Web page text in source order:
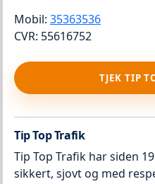
Mobil: 35363536
CVR: 55616752
TJEK TIP
Tip Top Trafik
Tip Top Trafik har siden
sikkert, sjovt og med